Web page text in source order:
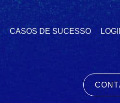
CASOS DE SUCESSO
CONT